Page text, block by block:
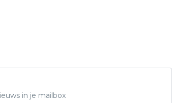
in je mailbox